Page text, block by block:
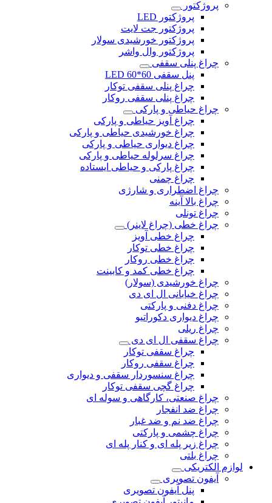
پروژکتور
پروژکتور LED
پروژکتور جت لایت
پروژکتور خورشیدی سولار
پروژکتور وال واشر
چراغ پنلی سقفی
پنل سقفی 60*60 LED
چراغ پنلی سقفی توکار
چراغ پنلی سقفی روکار
چراغ حیاطی و پارکی
چراغ آویز حیاطی و پارکی
چراغ خورشیدی حیاطی و پارکی
چراغ دیواری حیاطی و پارکی
چراغ سرلوله حیاطی و پارکی
چراغ پارکی و حیاطی ایستاده
چراغ چمنی
چراغ اضطراری و شارژی
چراغ بالا آینه
چراغ تونلی
چراغ خطی (چراغ لاینر)
چراغ خطی آویز
چراغ خطی توکار
چراغ خطی روکار
چراغ خطی کمد و کابینت
چراغ خورشیدی (سولار)
چراغ خیابانی ال ای دی
چراغ دفنی و پارکتی
چراغ دیواری دکوراتیو
چراغ ریلی
چراغ سقفی ال ای دی
چراغ سقفی توکار
چراغ سقفی روکار
چراغ سنسوردار سقفی و دیواری
چراغ گچی سقفی توکار
چراغ صنعتی، کارگاهی و سوله ای
چراغ ضد انفجار
چراغ ضد نم و ضد غبار
چراغ چشمی و پارکتی
چراغ‌ زیر‌ پله‌ ای و کنار‌ پله‌ ای
چراغ بلتی
لوازم الکتریکی
آیفون تصویری
پنل آیفون تصویری